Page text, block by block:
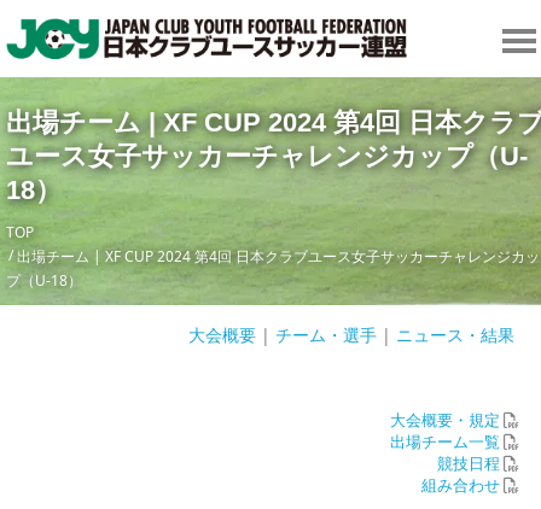
出場チーム | XF CUP 2024 第4回 日本クラ
ユース女子サッカーチャレンジカップ（U-
18）
TOP
出場チーム | XF CUP 2024 第4回 日本クラブユース女子サッカーチャレンジカッ
プ（U-18）
大会概要| チーム・選手| ニュース・結果
大会概要・規定
出場チーム一覧
競技日程
組み合わせ